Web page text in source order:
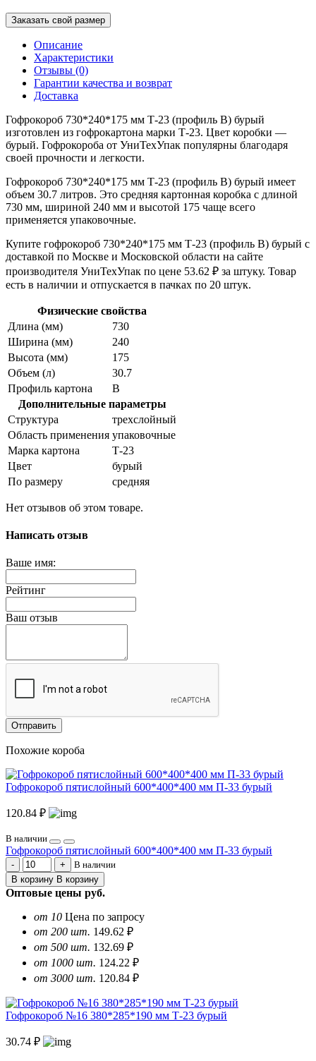
Заказать свой размер
Описание
Характеристики
Отзывы (0)
Гарантии качества и возврат
Доставка
Гофрокороб 730*240*175 мм Т-23 (профиль B) бурый
изготовлен из гофрокартона марки Т-23. Цвет коробки —
бурый. Гофрокороба от УниТехУпак популярны благодаря
своей прочности и легкости.
Гофрокороб 730*240*175 мм Т-23 (профиль B) бурый имеет
объем 30.7 литров. Это средняя картонная коробка с длиной
730 мм, шириной 240 мм и высотой 175 чаще всего
применяется упаковочные.
Купите гофрокороб 730*240*175 мм Т-23 (профиль B) бурый с
доставкой по Москве и Московской области на сайте
производителя УниТехУпак по цене 53.62 ₽ за штуку. Товар
есть в наличии и отпускается в пачках по 20 штук.
Физические свойства
Длина (мм)
730
Ширина (мм)
240
Высота (мм)
175
Объем (л)
30.7
Профиль картона
В
Дополнительные параметры
Структура
трехслойный
Область применения упаковочные
Марка картона
Т-23
Цвет
бурый
По размеру
средняя
Нет отзывов об этом товаре.
Написать отзыв
Ваше имя:
Рейтинг
Ваш отзыв
Отправить
Похожие короба
Гофрокороб пятислойный 600*400*400 мм П-33 бурый
120.84 ₽
В наличии
Гофрокороб пятислойный 600*400*400 мм П-33 бурый
В наличии
В корзину В корзину
Оптовые цены руб.
от 10 Цена по запросу
от 200 шт. 149.62 ₽
от 500 шт. 132.69 ₽
от 1000 шт. 124.22 ₽
от 3000 шт. 120.84 ₽
Гофрокороб №16 380*285*190 мм Т-23 бурый
30.74 ₽